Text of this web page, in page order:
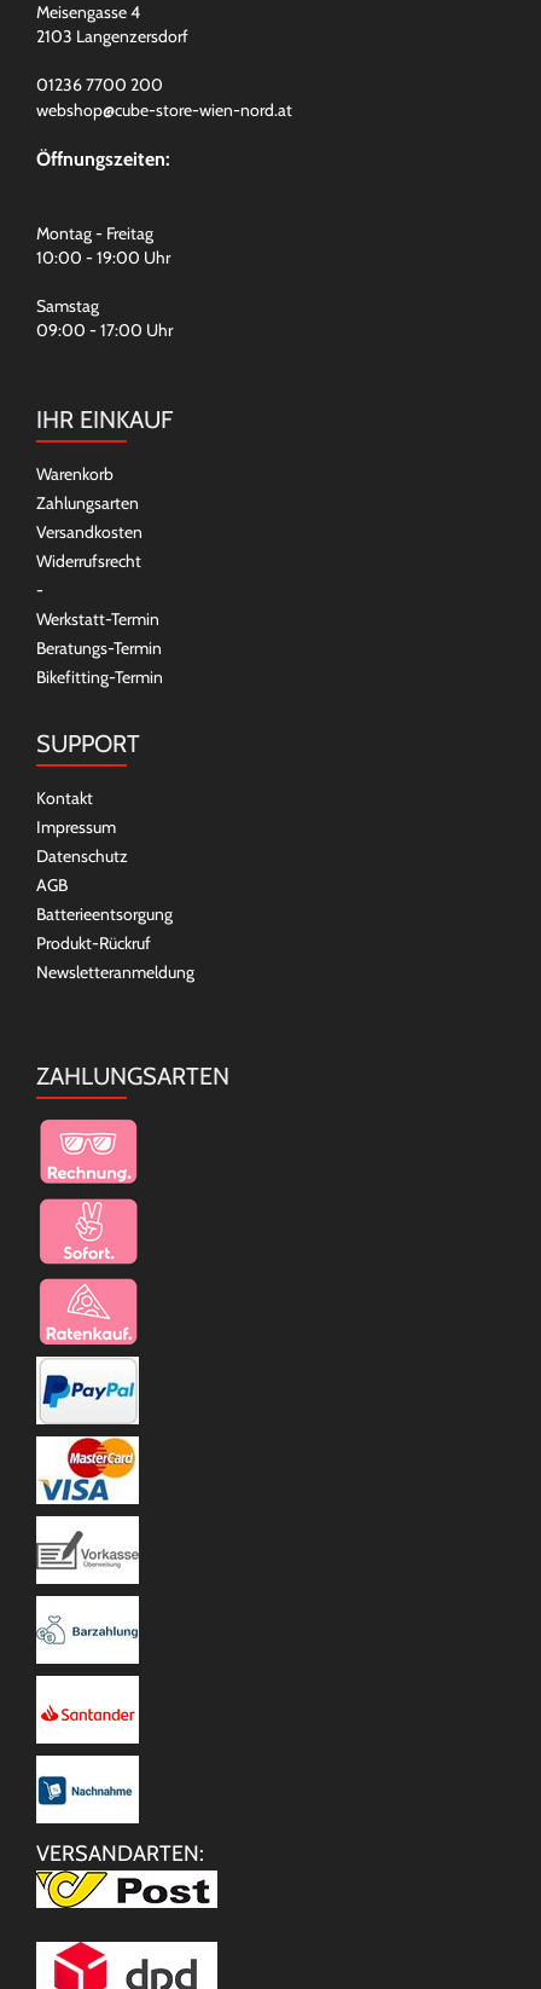
Meisengasse 4
2103 Langenzersdorf
01236 7700 200
webshop@cube-store-wien-nord.at
Öffnungszeiten:
Montag - Freitag
10:00 - 19:00 Uhr
Samstag
09:00 - 17:00 Uhr
IHR EINKAUF
Warenkorb
Zahlungsarten
Versandkosten
Widerrufsrecht
-
Werkstatt-Termin
Beratungs-Termin
Bikefitting-Termin
SUPPORT
Kontakt
Impressum
Datenschutz
AGB
Batterieentsorgung
Produkt-Rückruf
Newsletteranmeldung
ZAHLUNGSARTEN
VERSANDARTEN: